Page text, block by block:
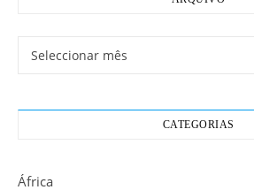
Arquivo
CATEGORIAS
África